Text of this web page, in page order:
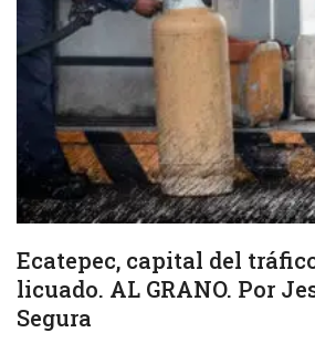
Ecatepec, capital del
licuado. AL GRANO. Por
Segura